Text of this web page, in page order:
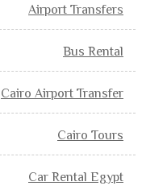
Airport Transfers
Bus Rental
Cairo Airport Transfer
Cairo Tours
Car Rental Egypt